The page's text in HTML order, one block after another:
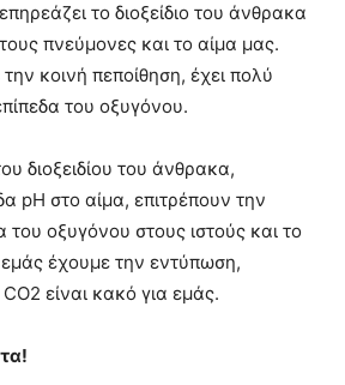
επηρεάζει το διοξείδιο του άνθρακα
πνεύμονες και το αίμα μας.
κοινή πεποίθηση, έχει πολύ
του οξυγόνου.
διοξειδίου του άνθρακα,
pH στο αίμα, επιτρέπουν την
οξυγόνου στους ιστούς και το
έχουμε την εντύπωση,
είναι κακό για εμάς.